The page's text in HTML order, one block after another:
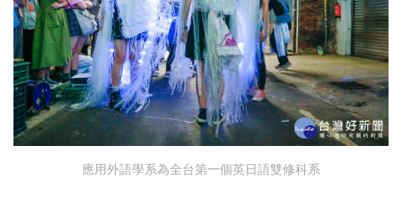
應用外語學系為全台第一個英日語雙修科系